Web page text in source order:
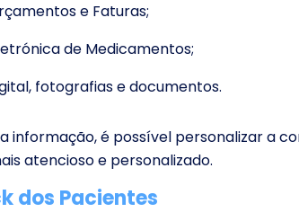
e Faturas;
de Medicamentos;
fotografias e documentos.
informação, é possível personalizar a
atencioso e personalizado.
dos Pacientes